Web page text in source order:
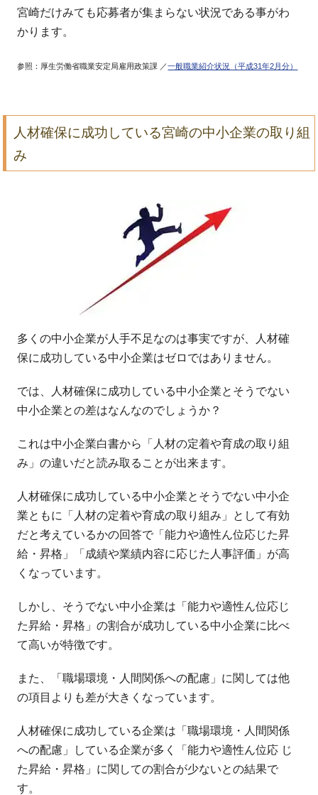
宮崎だけみても応募者が集まらない状況である事がわ
かります。
参照：厚生労働省職業安定局雇用政策課 ／一般職業紹介状況（平成31年2月分）
人材確保に成功している宮崎の中小企業の取り組
み
多くの中小企業が人手不足なのは事実ですが、人材確
保に成功している中小企業はゼロではありません。
では、人材確保に成功している中小企業とそうでない
中小企業との差はなんなのでしょうか？
これは中小企業白書から「人材の定着や育成の取り組
み」の違いだと読み取ることが出来ます。
人材確保に成功している中小企業とそうでない中小企
業ともに「人材の定着や育成の取り組み」として有効
だと考えているかの回答で「能力や適性ん位応じた昇
給・昇格」「成績や業績内容に応じた人事評価」が高
くなっています。
しかし、そうでない中小企業は「能力や適性ん位応じ
た昇給・昇格」の割合が成功している中小企業に比べ
て高いが特徴です。
また、「職場環境・人間関係への配慮」に関しては他
の項目よりも差が大きくなっています。
人材確保に成功している企業は「職場環境・人間関係
への配慮」している企業が多く「能力や適性ん位応 じ
た昇給・昇格」に関しての割合が少ないとの結果で
す。